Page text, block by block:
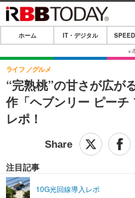
ホーム
IT・デジタル
IT・デジタルTOP
ショッピング
SPEED TEST
エンタメ
エンタメTOP
音楽
ペット
リリース一覧
プッシュ通知の停止方法
ホーム IT・デジタル
“完熟桃”の甘さが広が
作「ヘブンリー ピーチ
レポ！
ライフ グルメ
注目記事
10G光回線導入レポ